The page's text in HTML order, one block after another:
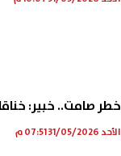
خطر صامت.. خبير:
الأحد 31/05/2026 07:51 م